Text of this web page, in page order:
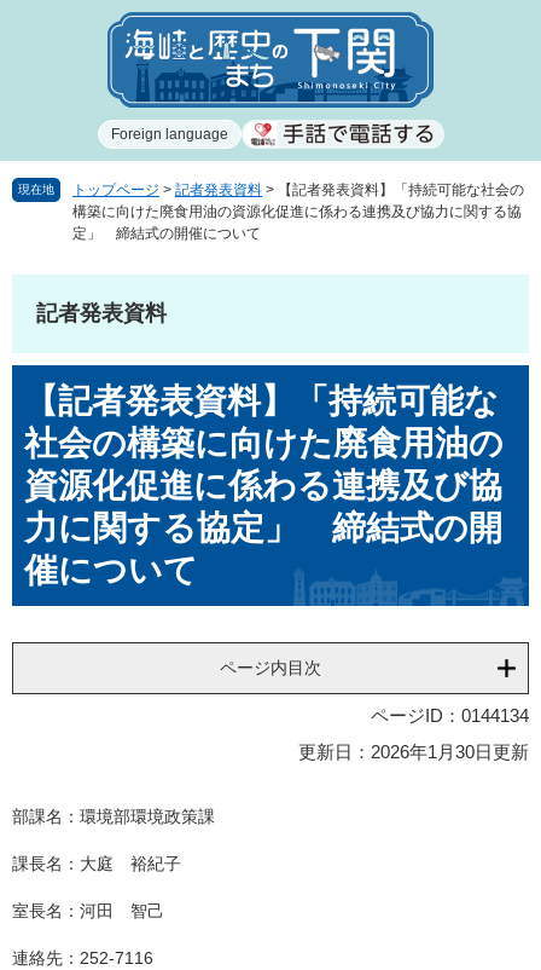
で
ば
Foreign language
現在地 トップページ > 記者発表資料 >
【記者発表資料】「持続可能な社会の
構築に向けた廃食用油の資源化促進に係わる連携及び協力に関する協
定」 締結式の開催について
記者発表資料
【記者発表資料】「持続可能な
社会の構築に向けた廃食用油の
資源化促進に係わる連携及び協
力に関する協定」 締結式の開
催について
ページ内目次
ページID：0144134
更新日：2026年1月30日更新
部課名：環境部環境政策課
課長名：大庭 裕紀子
室長名：河田 智己
連絡先：252-7116